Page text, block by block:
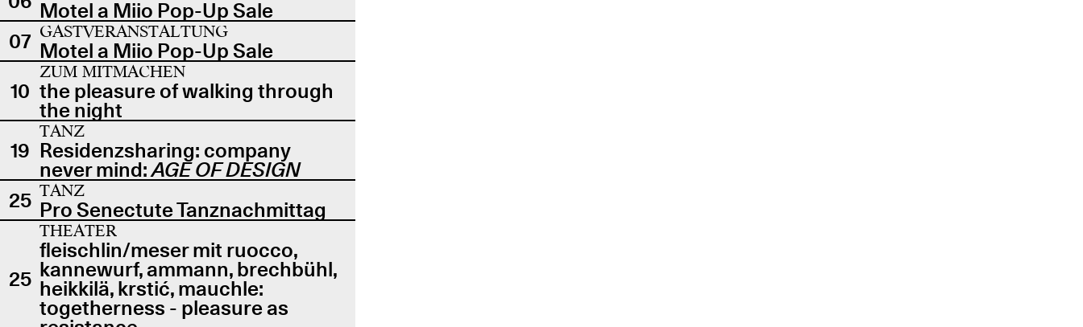
Motel a Miio Pop-Up Sale
07 GASTVERANSTALTUNG
Motel a Miio Pop-Up Sale
10
ZUM MITMACHEN
the pleasure of walking through
the night
19
TANZ
Residenzsharing: company
never mind:AGE OF DESIGN
25 TANZ
Pro Senectute Tanznachmittag
25
THEATER
fleischlin/meser mit ruocco,
kannewurf, ammann, brechbühl,
heikkilä, krstić, mauchle:
togetherness - pleasure as